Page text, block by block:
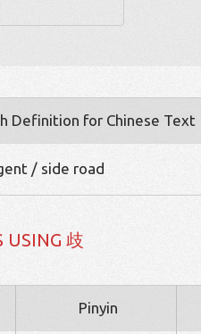
Definition for Chinese Text
/ side road
USING 歧
Pinyin